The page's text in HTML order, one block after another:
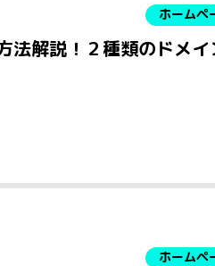
ホームペ
法解説！２種類のドメ
ホームペ